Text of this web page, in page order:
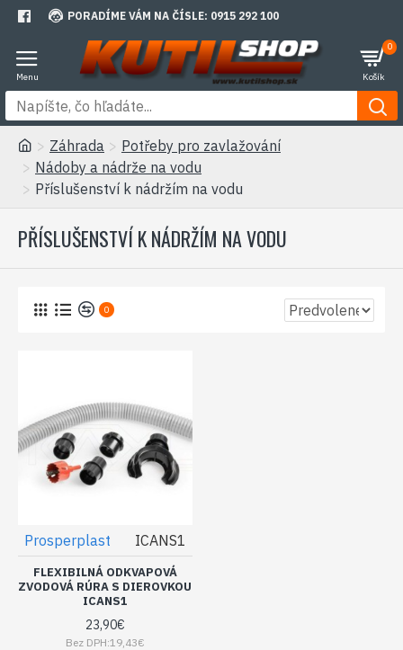
PORADÍME VÁM NA ČÍSLE: 0915 292 100
0
Záhrada
Potřeby pro zavlažování
Nádoby a nádrže na vodu
Příslušenství k nádržím na vodu
PŘÍSLUŠENSTVÍ K NÁDRŽÍM NA VODU
0
Prosperplast ICANS1
FLEXIBILNÁ ODKVAPOVÁ
ZVODOVÁ RÚRA S DIEROVKOU
ICANS1
23,90€
Bez DPH:19,43€